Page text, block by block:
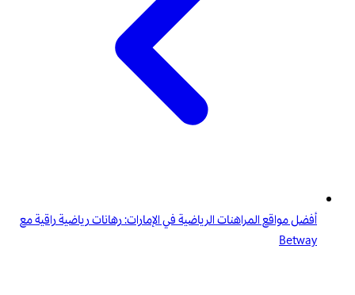
أفضل مواقع المراهنات الرياضية في الإمارات: رهانات رياضية راقية مع
Betway